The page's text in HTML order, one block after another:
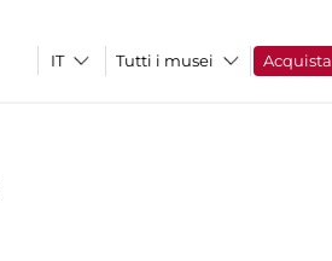
Tutti i musei Acquista